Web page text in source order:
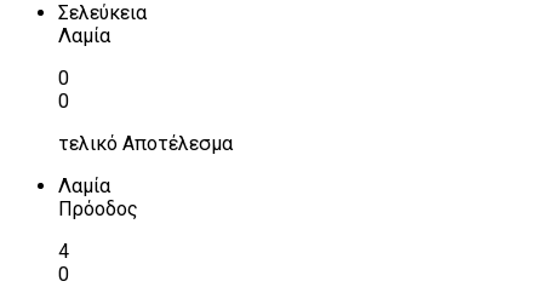
Σελεύκεια
Λαμία
0
0
τελικό Αποτέλεσμα
Λαμία
Πρόοδος
4
0